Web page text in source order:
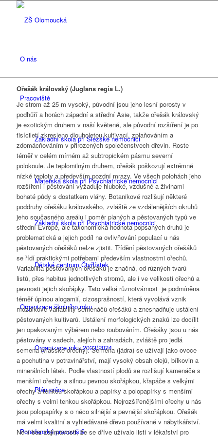
O nás
Pracoviště
Základní škola při Slezské nemocnici
Mateřská škola při Psychiatrické nemocnici
Základní škola při Psychiatrické nemocnici
Dětské centrum Čtyřlístek
Organizace školního roku
Organizace roku 2023/2024
Plán práce
Poradenské pracoviště
Ořešák královský (Juglans regia L.)
Je strom až 25 m vysoký, původní jsou jeho lesní porosty v
podhůří a horách západní a střední Asie, takže ořešák královský
je exotickým druhem v naší květeně, ale původní rozšíření je po
tisíciletí zkresleno dlouholetou kultivací, zplaňováním a
zdomácňováním v přirozených společenstvech dřevin. Roste
téměř v celém mírném až subtropickém pásmu severní
polokoule. Je teplomilným druhem, ořešák poškozují extrémně
nízké teploty a především pozdní mrazy. Ve všech polohách jeho
rozšíření i pěstování vyžaduje hluboké, vzdušné a živinami
bohaté půdy s dostatkem vláhy. Botanikové rozlišují některé
poddruhy ořešáku královského, zvláště ze vzdálenějších okruhů
jeho současného areálu i poměr planých a pěstovaných typů ve
střední Evropě, ale taxonomická hodnota popsaných druhů je
problematická a jejich podíl na ovlivňování populací u nás
pěstovaných ořešáků nelze zjistit. Třídění pěstovaných ořešáků
se řídí praktickými potřebami především vlastnostmi ořechů.
Variabilita pěstovaných ořešáků je značná, od různých tvarů
listů, přes habitus jednotlivých stromů, ale i ve velikosti ořechů a
pevnosti jejich skořápky. Tato velká různotvárnost je podmíněna
téměř úplnou alogamií, cizosprašností, která vyvolává vznik
mozaikové variability semenáčů ořešáků a znesnadňuje ustálení
pěstovaných kultivarů. Ustálení morfologických znaků lze docílit
jen opakovaným výběrem nebo roubováním. Ořešáky jsou u nás
pěstovány v sadech, alejích a zahradách, zvláště pro jedlá
semena (vlašské ořechy). Semena (jádra) se užívají jako ovoce
a pochutina v potravinářství, mají vysoký obsah olejů, bílkovin a
minerálních látek. Podle vlastností plodů se rozlišují kamenáče s
menšími ořechy a silnou pevnou skořápkou, křapáče s velkými
ořechy a tenkou skořápkou a papírky a polopapírky s menšími
ořechy s velmi tenkou skořápkou. Nejrozšířenějšími ořechy u nás
jsou polopapírky s o něco silnější a pevnější skořápkou. Ořešák
má velmi kvalitní a vyhledávané dřevo používané v nábytkářství.
Není bez zajímavosti, že se dříve užívalo listí v lékařství pro